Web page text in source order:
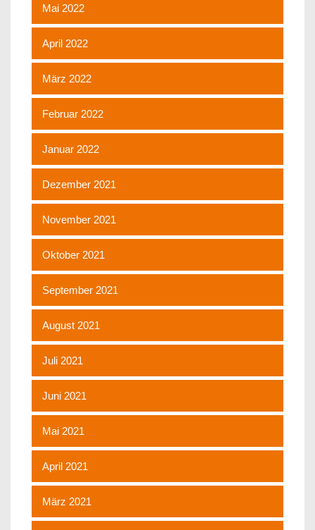
Mai 2022
April 2022
März 2022
Februar 2022
Januar 2022
Dezember 2021
November 2021
Oktober 2021
September 2021
August 2021
Juli 2021
Juni 2021
Mai 2021
April 2021
März 2021